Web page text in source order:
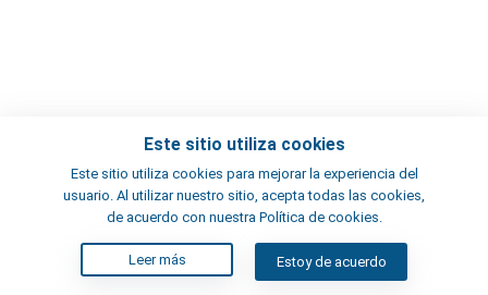
Este sitio utiliza cookies
Este sitio utiliza cookies para mejorar la experiencia del
usuario. Al utilizar nuestro sitio, acepta todas las cookies,
de acuerdo con nuestra Política de cookies.
Leer más Estoy de acuerdo